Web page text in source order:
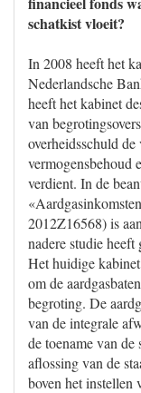
schatkist vloeit?
In 2008 heeft het
Nederlandsche
heeft het kabinet
van
overheidsschuld
vermogensbehoud
verdient. In de
2012Z16568) is
nadere studie heeft
Het huidige
om de
begroting. De
van de integrale
de toename van de
aflossing van de
boven het instellen